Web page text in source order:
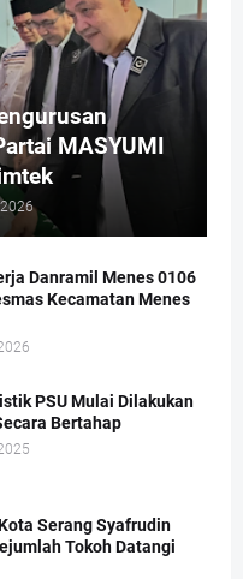
MASYUMI
Danramil Menes 0106
Kecamatan Menes
PSU Mulai Dilakukan
Bertahap
Serang Syafrudin
Tokoh Datangi